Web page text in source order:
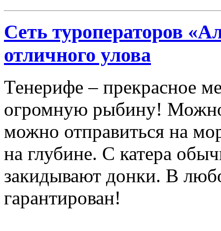
Сеть туроператоров
отличного улова
Тенерифе – прекрасное
огромную рыбину! Можно
можно отправиться на
на глубине. С катера
закидывают донки. В
гарантирован!